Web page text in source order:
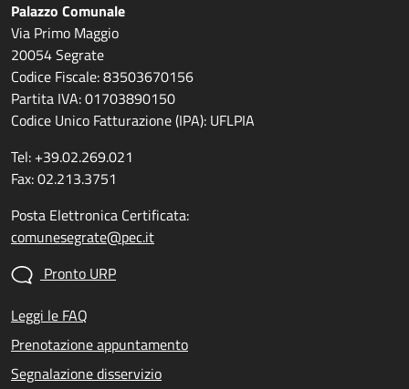
Palazzo Comunale
Via Primo Maggio
20054 Segrate
Codice Fiscale: 83503670156
Partita IVA: 01703890150
Codice Unico Fatturazione (IPA): UFLPIA
Tel: +39.02.269.021
Fax: 02.213.3751
Posta Elettronica Certificata:
comunesegrate@pec.it
Pronto URP
Leggi le FAQ
Prenotazione appuntamento
Segnalazione disservizio